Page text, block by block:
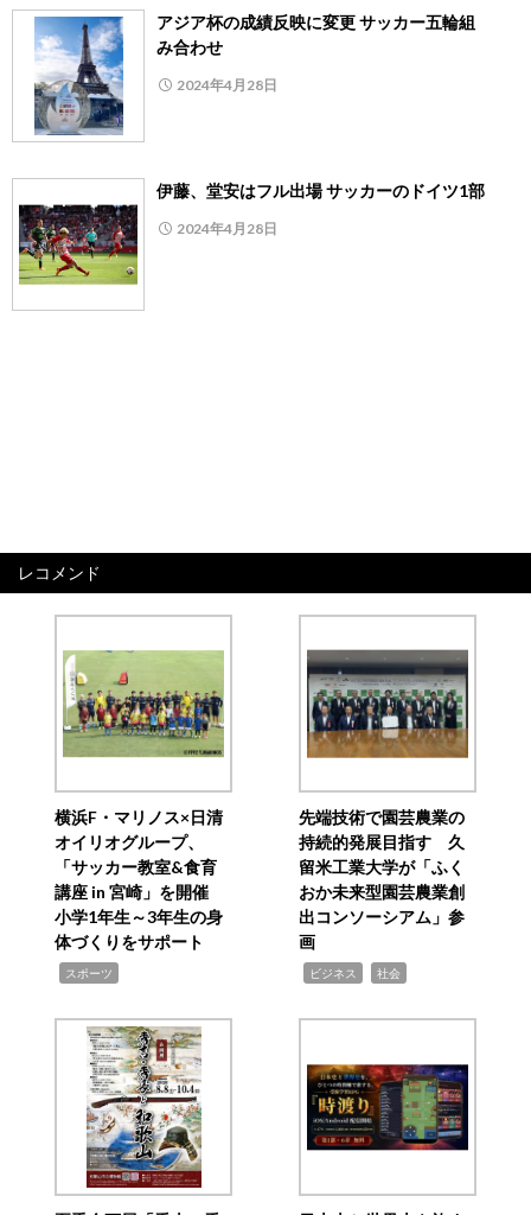
アジア杯の成績反映に変更 サッカー五輪組
み合わせ
2024年4月28日
伊藤、堂安はフル出場 サッカーのドイツ1部
2024年4月28日
レコメンド
横浜F・マリノス×日清
オイリオグループ、
「サッカー教室&食育
講座 in 宮崎」を開催
小学1年生～3年生の身
体づくりをサポート
スポーツ
先端技術で園芸農業の
持続的発展目指す 久
留米工業大学が「ふく
おか未来型園芸農業創
出コンソーシアム」参
画
ビジネス 社会